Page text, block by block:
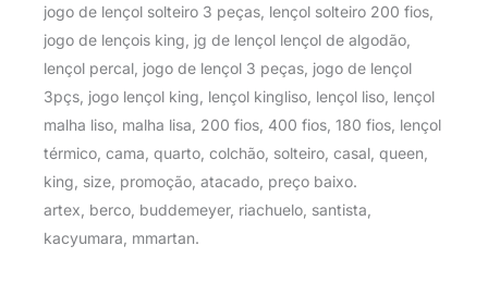
jogo de lençol solteiro 3 peças, lençol solteiro 200 fios,
jogo de lençois king, jg de lençol lençol de algodão,
lençol percal, jogo de lençol 3 peças, jogo de lençol
3pçs, jogo lençol king, lençol kingliso, lençol liso, lençol
malha liso, malha lisa, 200 fios, 400 fios, 180 fios, lençol
térmico, cama, quarto, colchão, solteiro, casal, queen,
king, size, promoção, atacado, preço baixo.
artex, berco, buddemeyer, riachuelo, santista,
kacyumara, mmartan.